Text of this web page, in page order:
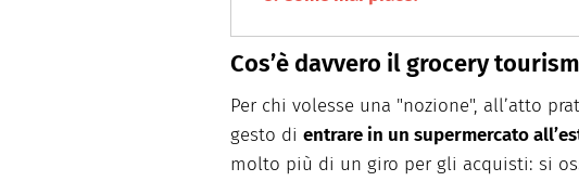
Cos’è davvero il grocery
Per chi volesse una "nozione", all’atto
gesto di entrare in un supermercato
molto più di un giro per gli acquisti: si